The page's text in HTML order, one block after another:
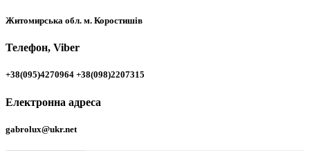
Житомирська обл. м. Коростишів
Телефон, Viber
+38(095)4270964 +38(098)2207315
Електронна адреса
gabrolux@ukr.net